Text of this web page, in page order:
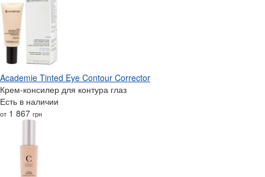
Academie Tinted Eye Contour Corrector
Крем-консилер для контура глаз
Есть в наличии
от 1 867 грн